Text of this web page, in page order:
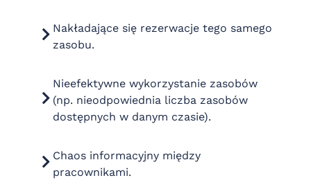
Nakładające się rezerwacje tego samego
zasobu.
Nieefektywne wykorzystanie zasobów
(np. nieodpowiednia liczba zasobów
dostępnych w danym czasie).
Chaos informacyjny między
pracownikami.